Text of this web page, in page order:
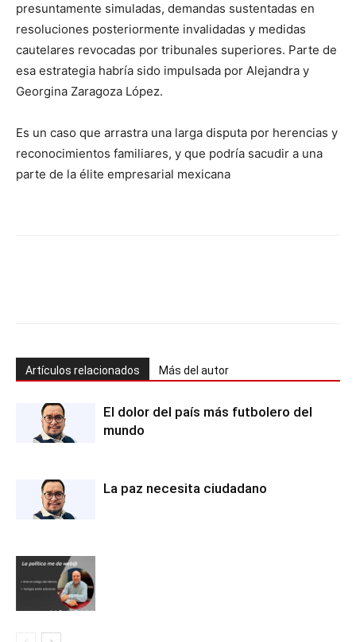
presuntamente simuladas, demandas sustentadas en
resoluciones posteriormente invalidadas y medidas
cautelares revocadas por tribunales superiores. Parte de
esa estrategia habría sido impulsada por Alejandra y
Georgina Zaragoza López.
Es un caso que arrastra una larga disputa por herencias y
reconocimientos familiares, y que podría sacudir a una
parte de la élite empresarial mexicana
Artículos relacionados Más del autor
El dolor del país más futbolero del
mundo
La paz necesita ciudadano